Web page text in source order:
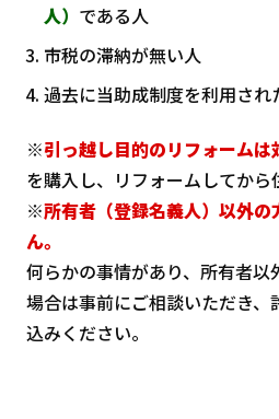
人） である人
市税の滞納が無い人
過去に当助成制度を利用され
※引っ越し目的のリフォームは
を購入し、リフォームしてから
※所有者（登録名義人）以外
ん。
何らかの事情があり、所有者以
場合は事前にご相談いただき、
込みください。